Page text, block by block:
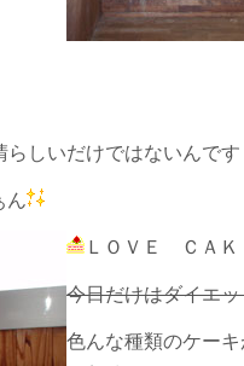
らしいだけではないんです
ん
ＬＯＶＥ ＣＡＫ
今日だけはダイエ
色んな種類のケー